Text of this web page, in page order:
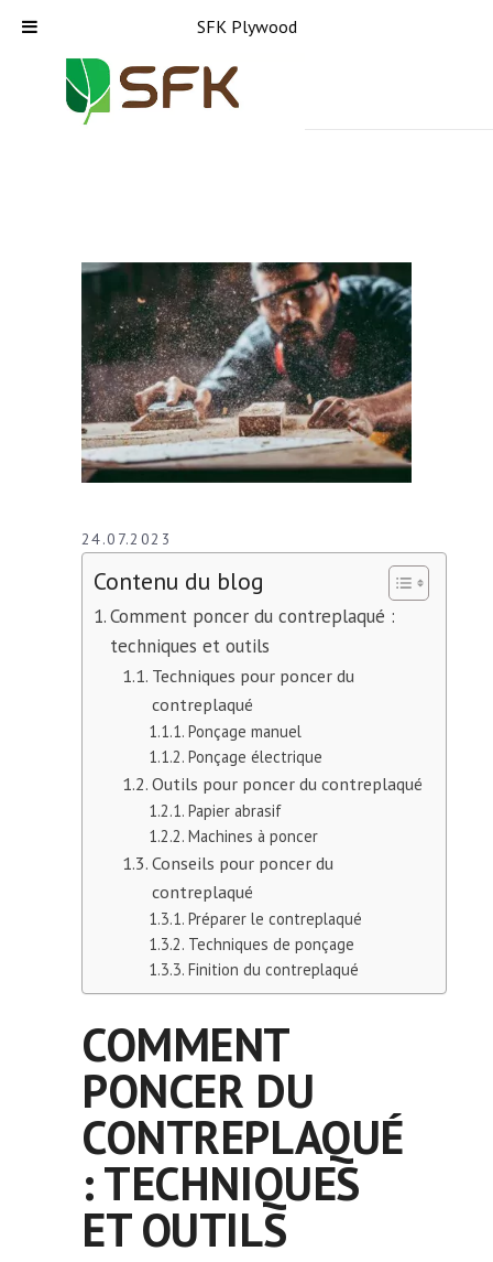
24.07.2023
Contenu du blog
Comment poncer du contreplaqué :
techniques et outils
Techniques pour poncer du
contreplaqué
Ponçage manuel
Ponçage électrique
Outils pour poncer du contreplaqué
Papier abrasif
Machines à poncer
Conseils pour poncer du
contreplaqué
Préparer le contreplaqué
Techniques de ponçage
Finition du contreplaqué
COMMENT
PONCER DU
CONTREPLAQUÉ
: TECHNIQUES
ET OUTILS
SFK Plywood